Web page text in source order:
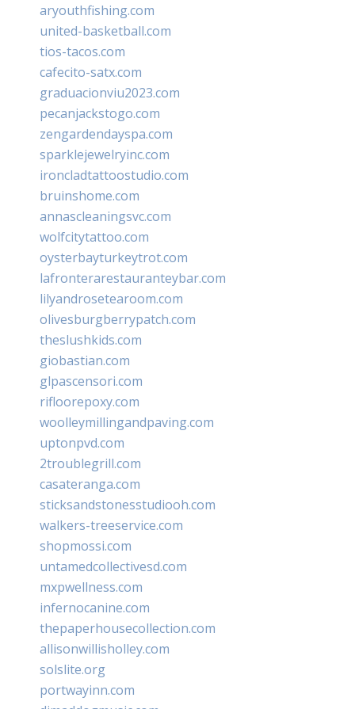
aryouthfishing.com
united-basketball.com
tios-tacos.com
cafecito-satx.com
graduacionviu2023.com
pecanjackstogo.com
zengardendayspa.com
sparklejewelryinc.com
ironcladtattoostudio.com
bruinshome.com
annascleaningsvc.com
wolfcitytattoo.com
oysterbayturkeytrot.com
lafronterarestauranteybar.com
lilyandrosetearoom.com
olivesburgberrypatch.com
theslushkids.com
giobastian.com
glpascensori.com
rifloorepoxy.com
woolleymillingandpaving.com
uptonpvd.com
2troublegrill.com
casateranga.com
sticksandstonesstudiooh.com
walkers-treeservice.com
shopmossi.com
untamedcollectivesd.com
mxpwellness.com
infernocanine.com
thepaperhousecollection.com
allisonwillisholley.com
solslite.org
portwayinn.com